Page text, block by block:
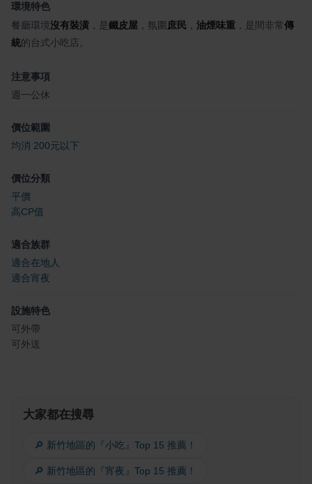
環境特色
餐廳環境沒有裝潢 ，是鐵皮屋 ，氛圍 庶民 ， 油煙味重 ，是間非常傳
統的台式小吃店。
注意事項
週一公休
價位範圍
均消 200元以下
價位分類
平價
高CP值
適合族群
適合在地人
適合宵夜
設施特色
可外帶
可外送
大家都在搜尋
🔎 新竹地區的『小吃』Top 15 推薦！
🔎 新竹地區的『宵夜』Top 15 推薦！